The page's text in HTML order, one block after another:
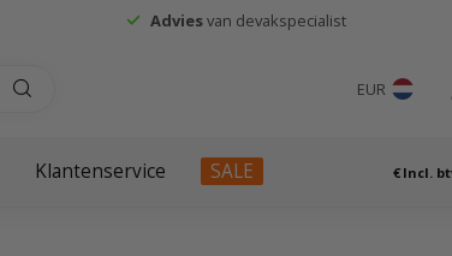
Adviesvan devakspecialist
EUR
Klantenservice SALE € Incl.